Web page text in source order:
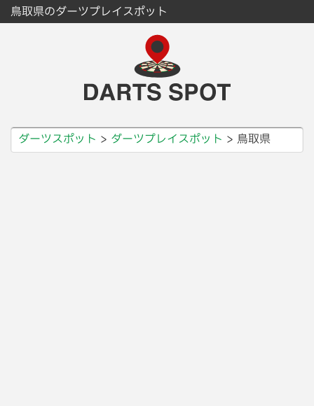
鳥取県のダーツプレイスポット
ダーツスポット ダーツプレイスポット 鳥取県